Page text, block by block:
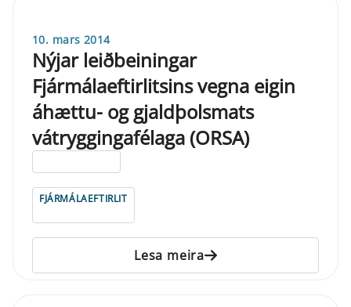
10. mars 2014
Nýjar leiðbeiningar
Fjármálaeftirlitsins vegna eigin
áhættu- og gjaldþolsmats
vátryggingafélaga (ORSA)
FJÁRMÁLAEFTIRLIT
Lesa meira